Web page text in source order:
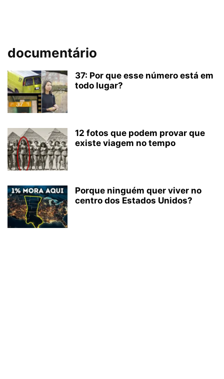
documentário
37: Por que esse número está em
todo lugar?
12 fotos que podem provar que
existe viagem no tempo
Porque ninguém quer viver no
centro dos Estados Unidos?